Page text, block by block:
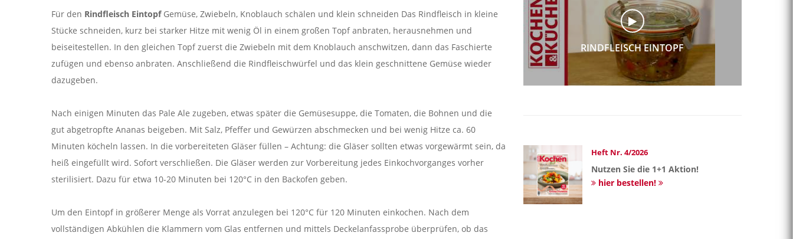
Für den Rindfleisch Eintopf Gemüse, Zwiebeln, Knoblauch schälen und klein schneiden Das Rindfleisch in kleine
Stücke schneiden, kurz bei starker Hitze mit wenig Öl in einem großen Topf anbraten, herausnehmen und
beiseitestellen. In den gleichen Topf zuerst die Zwiebeln mit dem Knoblauch anschwitzen, dann das Faschierte
zufügen und ebenso anbraten. Anschließend die Rindfleischwürfel und das klein geschnittene Gemüse wieder
dazugeben.
Nach einigen Minuten das Pale Ale zugeben, etwas später die Gemüsesuppe, die Tomaten, die Bohnen und die
gut abgetropfte Ananas beigeben. Mit Salz, Pfeffer und Gewürzen abschmecken und bei wenig Hitze ca. 60
Minuten köcheln lassen. In die vorbereiteten Gläser füllen – Achtung: die Gläser sollten etwas vorgewärmt sein, da
heiß eingefüllt wird. Sofort verschließen. Die Gläser werden zur Vorbereitung jedes Einkochvorganges vorher
sterilisiert. Dazu für etwa 10-20 Minuten bei 120°C in den Backofen geben.
Um den Eintopf in größerer Menge als Vorrat anzulegen bei 120°C für 120 Minuten einkochen. Nach dem
vollständigen Abkühlen die Klammern vom Glas entfernen und mittels Deckelanfassprobe überprüfen, ob das
RINDFLEISCH EINTOPF
Heft Nr. 4/2026
Nutzen Sie die 1+1 Aktion!
hier bestellen!